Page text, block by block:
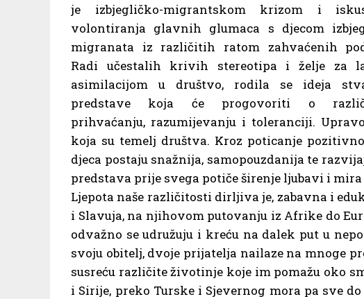
je izbjegličko-migrantskom krizom i
volontiranja glavnih glumaca s djecom
migranata iz različitih ratom zahvaćenih
Radi učestalih krivih stereotipa i želje za
asimilacijom u društvo, rodila se ideja
predstave koja će progovoriti o
prihvaćanju, razumijevanju i toleranciji.
koja su temelj društva. Kroz poticanje
djeca postaju snažnija, samopouzdanija te
predstava prije svega potiče širenje ljubavi i
Ljepota naše različitosti dirljiva je, zabavna i
i Slavuja, na njihovom putovanju iz Afrike do
odvažno se udružuju i kreću na dalek put u
svoju obitelj, dvoje prijatelja nailaze na mnoge
susreću različite životinje koje im pomažu oko
i Sirije, preko Turske i Sjevernog mora pa sve